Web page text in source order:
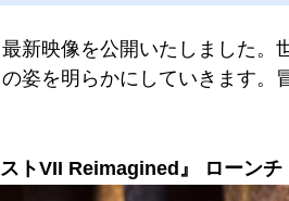
新映像を公開いたしました
姿を明らかにしていきます
ストVII Reimagined』 ローン